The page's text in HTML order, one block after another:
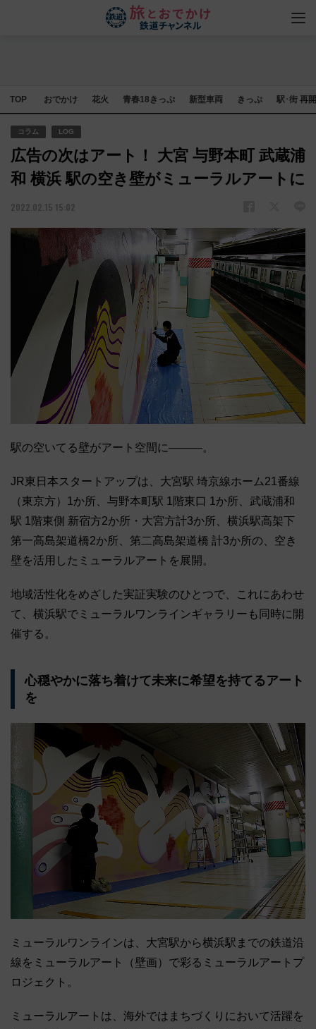
TOP おでかけ 花火 青春18きっぷ 新型車両 きっぷ 駅･街 再
コラム LOG
広告の次はアート！ 大宮 与野本町 武蔵浦
和 横浜 駅の空き壁がミューラルアートに
2022.02.15 15:02
駅の空いてる壁がアート空間に―――。
JR東日本スタートアップは、大宮駅 埼京線ホーム21番線
（東京方）1か所、与野本町駅 1階東口 1か所、武蔵浦和
駅 1階東側 新宿方2か所・大宮方計3か所、横浜駅高架下
第一高島架道橋2か所、第二高島架道橋 計3か所の、空き
壁を活用したミューラルアートを展開。
地域活性化をめざした実証実験のひとつで、これにあわせ
て、横浜駅でミューラルワンラインギャラリーも同時に開
催する。
心穏やかに落ち着けて未来に希望を持てるアート
を
ミューラルワンラインは、大宮駅から横浜駅までの鉄道沿
線をミューラルアート（壁画）で彩るミューラルアートプ
ロジェクト。
ミューラルアートは、海外ではまちづくりにおいて活躍を